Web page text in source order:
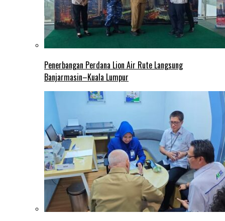
Penerbangan Perdana Lion Air Rute Langsung
Banjarmasin–Kuala Lumpur